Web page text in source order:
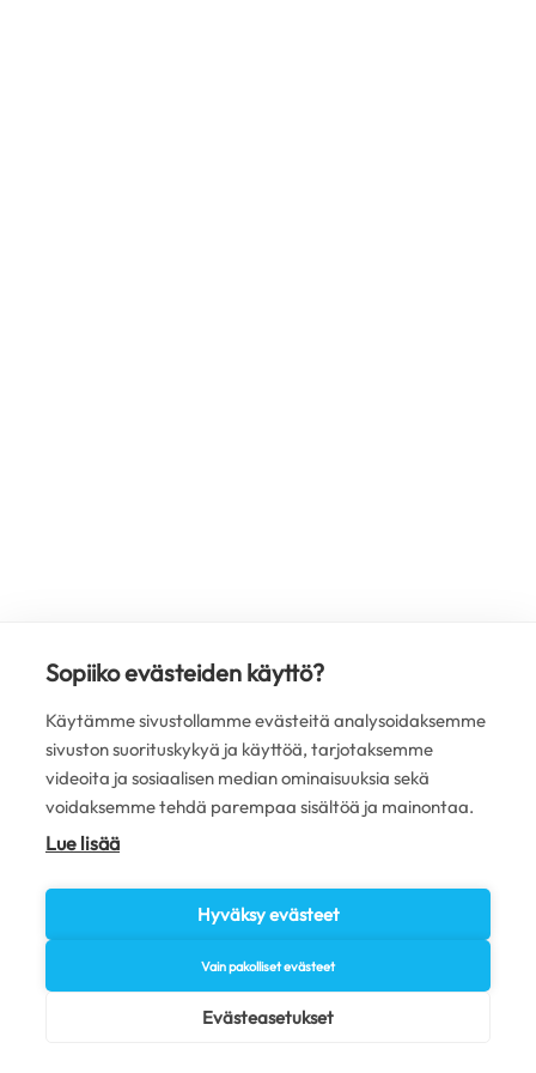
Sopiiko evästeiden käyttö?
Käytämme sivustollamme evästeitä analysoidaksemme
sivuston suorituskykyä ja käyttöä, tarjotaksemme
videoita ja sosiaalisen median ominaisuuksia sekä
voidaksemme tehdä parempaa sisältöä ja mainontaa.
Lue lisää
Hyväksy evästeet
Vain pakolliset evästeet
Evästeasetukset